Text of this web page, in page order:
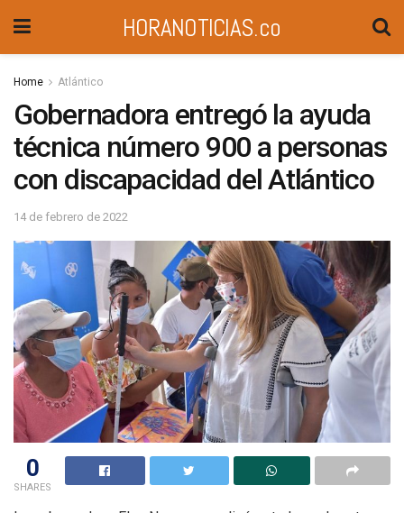
HORANOTICIAS.co
Home Atlántico
Gobernadora entregó la ayuda
técnica número 900 a personas
con discapacidad del Atlántico
14 de febrero de 2022
0
SHARES